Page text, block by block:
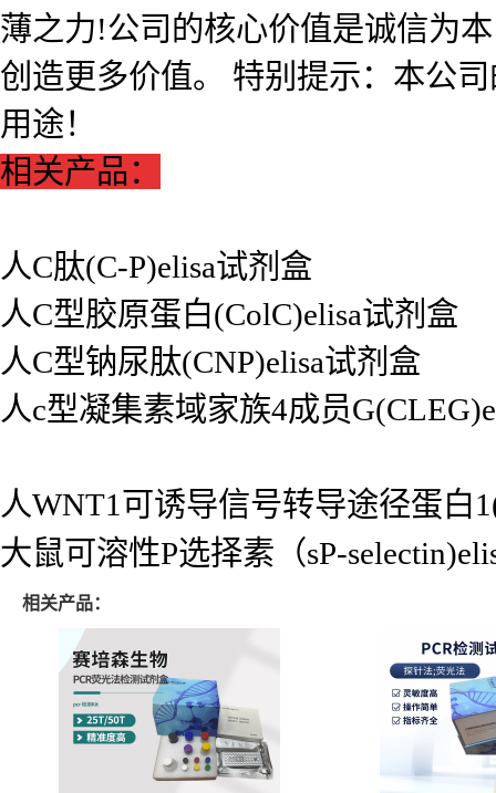
薄之力!公司的核心价值是诚信为
创造更多价值。 特别提示：本公
用途！
相关产品：
人C肽(C-P)elisa试剂盒
人C型胶原蛋白(ColC)elisa试剂盒
人C型钠尿肽(CNP)elisa试剂盒
人c型凝集素域家族4成员
人WNT1可诱导信号转导途径蛋白
大鼠可溶性P选择素（sP-
相关产品：